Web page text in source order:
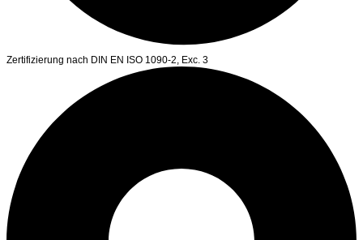
Zertifizierung nach DIN EN ISO 1090-2, Exc. 3